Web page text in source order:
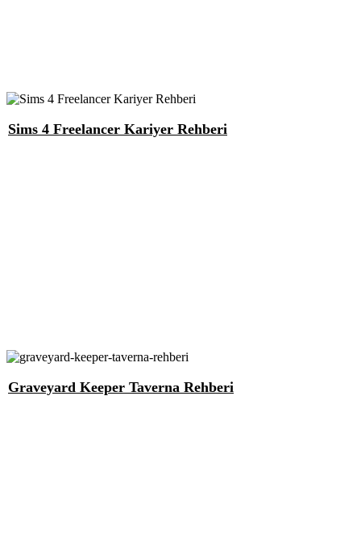
Sims 4 Freelancer Kariyer Rehberi
Graveyard Keeper Taverna Rehberi